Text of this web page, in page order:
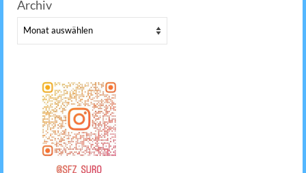
Archiv
Archiv